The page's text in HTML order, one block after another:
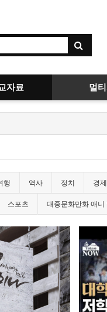
자료 멀
행 역사 정치 경제
스포츠 대중문화만화 애니